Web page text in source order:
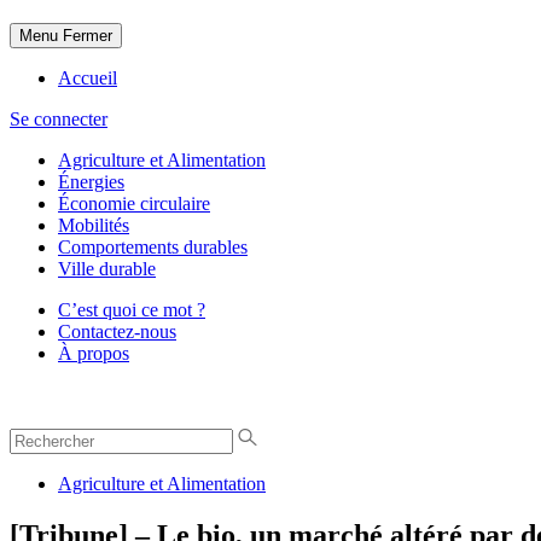
Menu Fermer
Accueil
Se connecter
Agriculture et Alimentation
Énergies
Économie circulaire
Mobilités
Comportements durables
Ville durable
C’est quoi ce mot ?
Contactez-nous
À propos
Agriculture et Alimentation